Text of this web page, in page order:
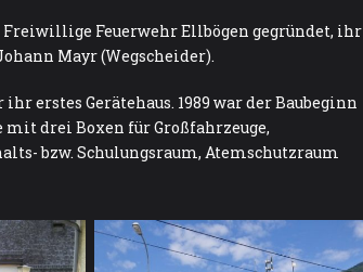
Freiwillige Feuerwehr Ellbögen gegründet, ihr
Mayr (Wegscheider).
erstes Gerätehaus. 1989 war der Baubeginn
drei Boxen für Großfahrzeuge,
bzw. Schulungsraum, Atemschutzraum